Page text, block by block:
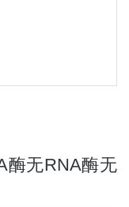
酶无RNA酶无